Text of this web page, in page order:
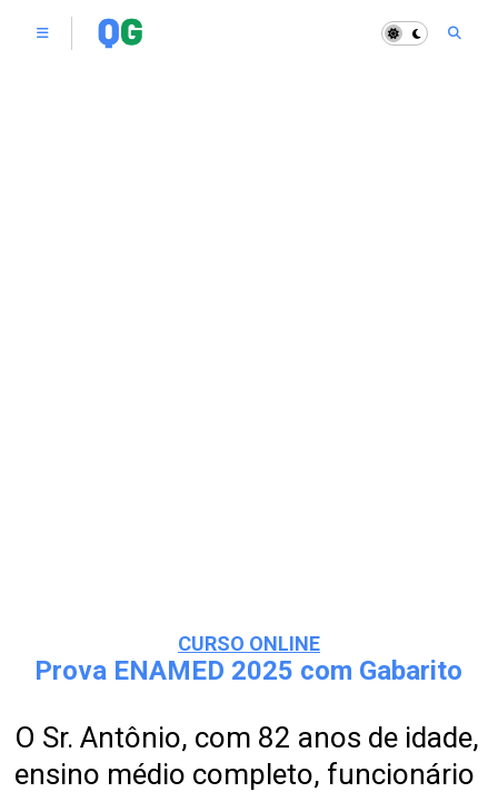
CURSO ONLINE
Prova ENAMED 2025 com Gabarito
O Sr. Antônio, com 82 anos de idade,
ensino médio completo, funcionário